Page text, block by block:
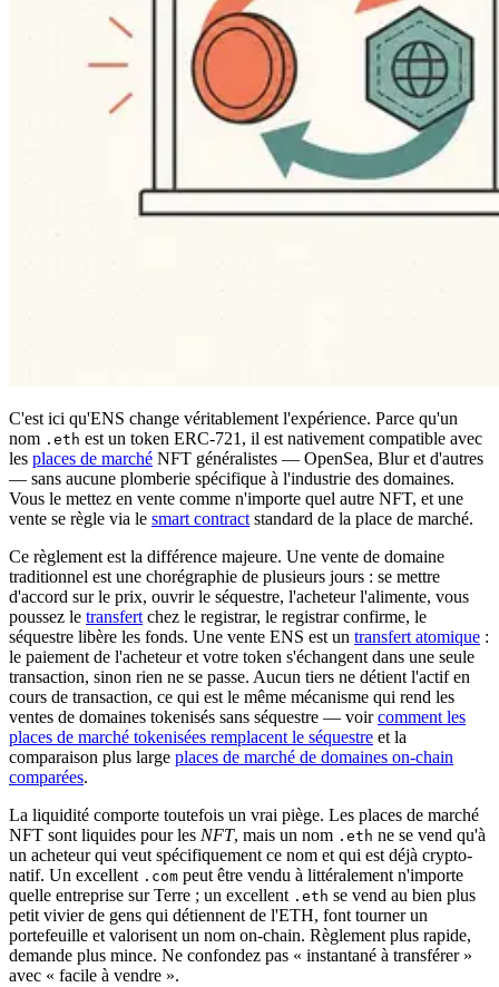
C'est ici qu'ENS change véritablement l'expérience. Parce qu'un
nom .eth est un token ERC-721, il est nativement compatible avec
les places de marché NFT généralistes — OpenSea, Blur et d'autres
— sans aucune plomberie spécifique à l'industrie des domaines.
Vous le mettez en vente comme n'importe quel autre NFT, et une
vente se règle via le smart contract standard de la place de marché.
Ce règlement est la différence majeure. Une vente de domaine
traditionnel est une chorégraphie de plusieurs jours : se mettre
d'accord sur le prix, ouvrir le séquestre, l'acheteur l'alimente, vous
poussez le transfert chez le registrar, le registrar confirme, le
séquestre libère les fonds. Une vente ENS est un transfert atomique :
le paiement de l'acheteur et votre token s'échangent dans une seule
transaction, sinon rien ne se passe. Aucun tiers ne détient l'actif en
cours de transaction, ce qui est le même mécanisme qui rend les
ventes de domaines tokenisés sans séquestre — voircomment les
places de marché tokenisées remplacent le séquestre et la
comparaison plus large places de marché de domaines on-chain
comparées.
La liquidité comporte toutefois un vrai piège. Les places de marché
NFT sont liquides pour les NFT, mais un nom .eth ne se vend qu'à
un acheteur qui veut spécifiquement ce nom et qui est déjà crypto-
natif. Un excellent .com peut être vendu à littéralement n'importe
quelle entreprise sur Terre ; un excellent .eth se vend au bien plus
petit vivier de gens qui détiennent de l'ETH, font tourner un
portefeuille et valorisent un nom on-chain. Règlement plus rapide,
demande plus mince. Ne confondez pas « instantané à transférer »
avec « facile à vendre ».